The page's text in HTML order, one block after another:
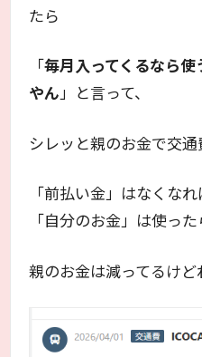
たら
「毎月入ってくるなら
やん」と言って、
シレッと親のお金で交通
「前払い金」はなくな
「自分のお金」は使っ
親のお金は減ってるけど